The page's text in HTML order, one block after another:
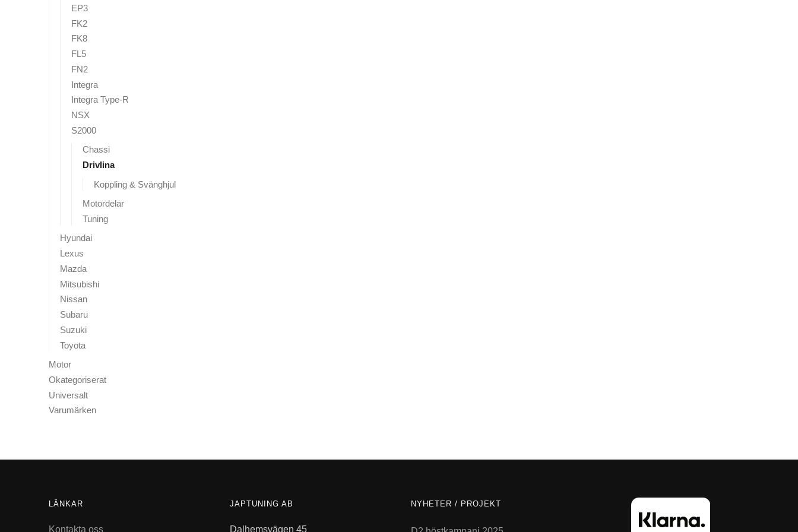
EP3
FK2
FK8
FL5
FN2
Integra
Integra Type-R
NSX
S2000
Chassi
Drivlina
Koppling & Svänghjul
Motordelar
Tuning
Hyundai
Lexus
Mazda
Mitsubishi
Nissan
Subaru
Suzuki
Toyota
Motor
Okategoriserat
Universalt
Varumärken
LÄNKAR
Kontakta oss
JAPTUNING AB
Dalhemsvägen 45
NYHETER / PROJEKT